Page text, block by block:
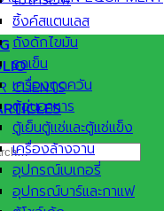
CLIENTS
ซิ้งค์สแตนเลส
ถังดักไขมัน
รถเข็น
เครื่องดูดควัน
ตู้อุ่นอาหาร
ตู้เย็นตู้แช่และตู้แช่แข็ง
เครื่องล้างจาน
อุปกรณ์เบเกอรี่
อุปกรณ์บาร์และกาแฟ